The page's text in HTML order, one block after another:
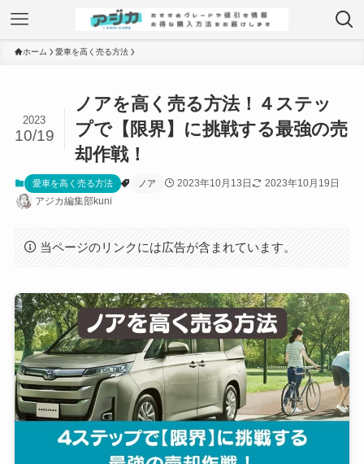
ホーム 愛車を高く売る方法
ノアを高く売る方法！４ステッ
プで【限界】に挑戦する最強の売
却作戦！
2023
10/19
愛車を高く売る方法 ノア 2023年10月13日
2023年10月19日
アジカ編集部kuni
当ページのリンクには広告が含まれています。